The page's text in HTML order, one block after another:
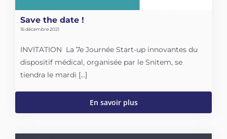
Save the date !
16 décembre 2021
INVITATION La 7e Journée Start-up innovantes du
dispositif médical, organisée par le Snitem, se
tiendra le mardi [...]
En savoir plus